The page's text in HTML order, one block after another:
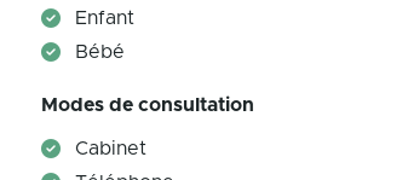
Enfant
Bébé
Modes de consultation
Cabinet